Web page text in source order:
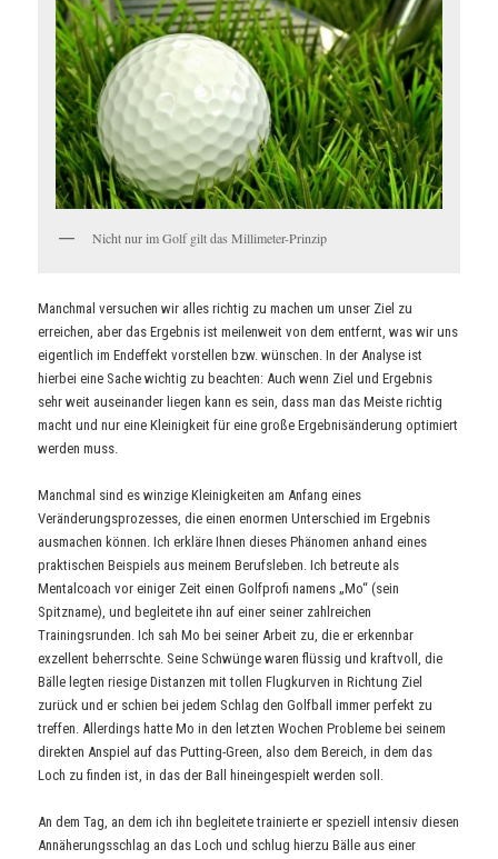
Nicht nur im Golf gilt das Millimeter-Prinzip
Manchmal versuchen wir alles richtig zu machen um unser Ziel zu
erreichen, aber das Ergebnis ist meilenweit von dem entfernt, was wir uns
eigentlich im Endeffekt vorstellen bzw. wünschen. In der Analyse ist
hierbei eine Sache wichtig zu beachten: Auch wenn Ziel und Ergebnis
sehr weit auseinander liegen kann es sein, dass man das Meiste richtig
macht und nur eine Kleinigkeit für eine große Ergebnisänderung optimiert
werden muss.
Manchmal sind es winzige Kleinigkeiten am Anfang eines
Veränderungsprozesses, die einen enormen Unterschied im Ergebnis
ausmachen können. Ich erkläre Ihnen dieses Phänomen anhand eines
praktischen Beispiels aus meinem Berufsleben. Ich betreute als
Mentalcoach vor einiger Zeit einen Golfprofi namens „Mo“ (sein
Spitzname), und begleitete ihn auf einer seiner zahlreichen
Trainingsrunden. Ich sah Mo bei seiner Arbeit zu, die er erkennbar
exzellent beherrschte. Seine Schwünge waren flüssig und kraftvoll, die
Bälle legten riesige Distanzen mit tollen Flugkurven in Richtung Ziel
zurück und er schien bei jedem Schlag den Golfball immer perfekt zu
treffen. Allerdings hatte Mo in den letzten Wochen Probleme bei seinem
direkten Anspiel auf das Putting-Green, also dem Bereich, in dem das
Loch zu finden ist, in das der Ball hineingespielt werden soll.
An dem Tag, an dem ich ihn begleitete trainierte er speziell intensiv diesen
Annäherungsschlag an das Loch und schlug hierzu Bälle aus einer